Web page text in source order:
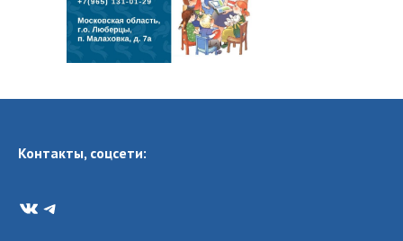
Контакты, соцсети:
VKTelegram